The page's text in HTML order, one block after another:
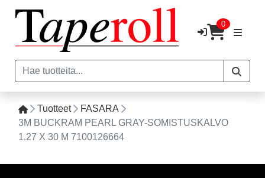
0
Tuotteet
FASARA
3M BUCKRAM PEARL GRAY-SOMISTUSKALVO
1.27 X 30 M 7100126664